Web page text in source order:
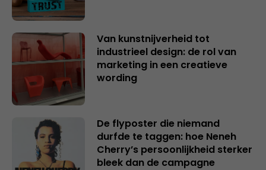
Van kunstnijverheid tot
industrieel design: de rol van
marketing in een creatieve
wording
De flyposter die niemand
durfde te taggen: hoe Neneh
Cherry’s persoonlijkheid sterker
bleek dan de campagne